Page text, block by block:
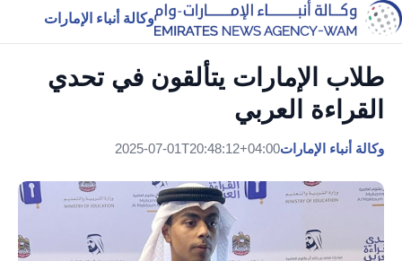
وكالة أنباء الإمارات
طلاب الإمارات يتألقون في تحدي
القراءة العربي
وكالة أنباء الإمارات2025-07-01T20:48:12+04:00